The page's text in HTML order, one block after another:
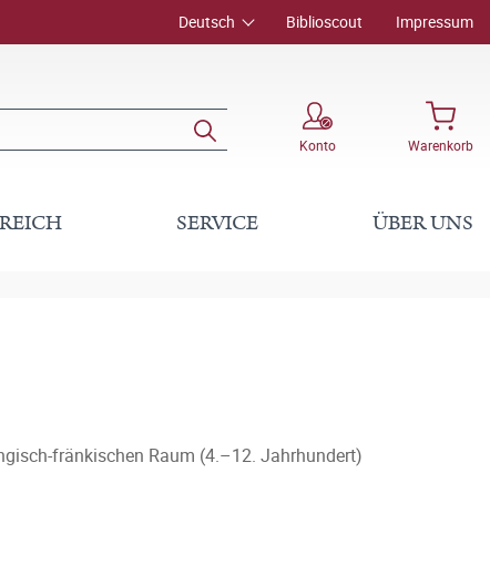
Deutsch Biblioscout Impressum
Konto Warenkorb
SERVICE ÜBER UNS
fränkischen Raum (4.–12. Jahrhundert)